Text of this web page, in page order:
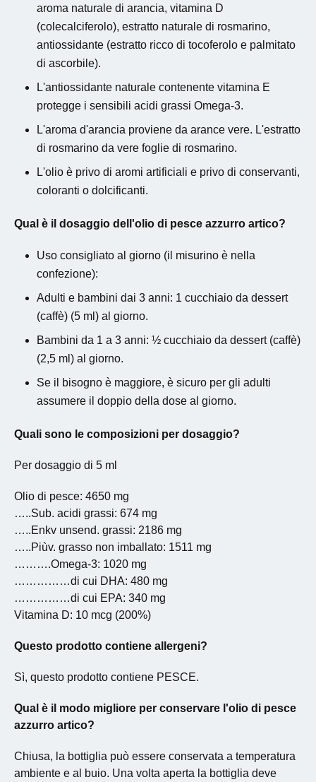
aroma naturale di arancia, vitamina D
(colecalciferolo), estratto naturale di rosmarino,
antiossidante (estratto ricco di tocoferolo e palmitato
di ascorbile).
L'antiossidante naturale contenente vitamina E
protegge i sensibili acidi grassi Omega-3.
L'aroma d'arancia proviene da arance vere. L'estratto
di rosmarino da vere foglie di rosmarino.
L'olio è privo di aromi artificiali e privo di conservanti,
coloranti o dolcificanti.
Qual è il dosaggio dell'olio di pesce azzurro artico?
Uso consigliato al giorno (il misurino è nella
confezione):
Adulti e bambini dai 3 anni: 1 cucchiaio da dessert
(caffè) (5 ml) al giorno.
Bambini da 1 a 3 anni: ½ cucchiaio da dessert (caffè)
(2,5 ml) al giorno.
Se il bisogno è maggiore, è sicuro per gli adulti
assumere il doppio della dose al giorno.
Quali sono le composizioni per dosaggio?
Per dosaggio di 5 ml
Olio di pesce: 4650 mg
…..Sub. acidi grassi: 674 mg
…..Enkv unsend. grassi: 2186 mg
…..Piùv. grasso non imballato: 1511 mg
……….Omega-3: 1020 mg
……………di cui DHA: 480 mg
……………di cui EPA: 340 mg
Vitamina D: 10 mcg (200%)
Questo prodotto contiene allergeni?
Sì, questo prodotto contiene PESCE.
Qual è il modo migliore per conservare l'olio di pesce
azzurro artico?
Chiusa, la bottiglia può essere conservata a temperatura
ambiente e al buio. Una volta aperta la bottiglia deve